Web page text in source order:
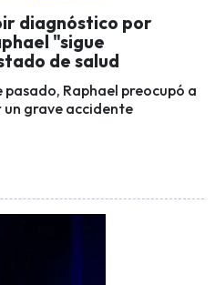
diagnóstico por
"sigue
de salud
Raphael preocupó a
grave accidente